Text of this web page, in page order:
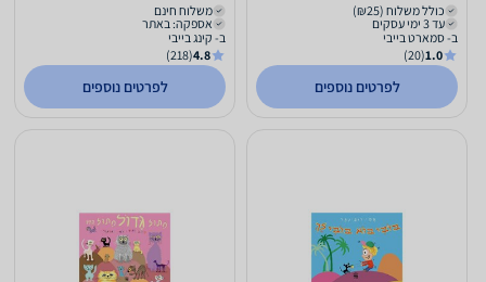
כולל משלוח (₪25)
עד 3 ימי עסקים
ב- סמארט בייבי
1.0
(20)
לפרטים נוספים
משלוח חינם
אספקה: באתר
ב- קינג בייבי
4.8
(218)
לפרטים נוספים